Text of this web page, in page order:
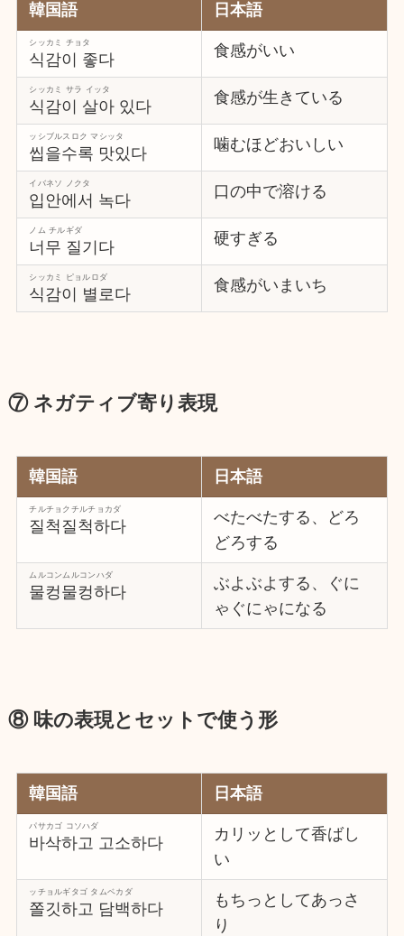
韓国語 日本語
식감이 좋다
シッカミ チョタ 食感がいい
식감이 살아 있다
シッカミ サラ イッタ 食感が生きている
씹을수록 맛있다
ッシブルスロク マシッタ 噛むほどおいしい
입안에서 녹다
イバネソ ノクタ 口の中で溶ける
너무 질기다
ノム チルギダ 硬すぎる
식감이 별로다
シッカミ ピョルロダ 食感がいまいち
⑦ ネガティブ寄り表現
韓国語 日本語
질척질척하다
チルチョクチルチョカダ
べたべたする、どろ
どろする
물컹물컹하다
ムルコンムルコンハダ
ぶよぶよする、ぐに
ゃぐにゃになる
⑧ 味の表現とセットで使う形
韓国語 日本語
바삭하고 고소하다
パサカゴ コソハダ
カリッとして香ばし
い
쫄깃하고 담백하다
ッチョルギタゴ タムベカダ
もちっとしてあっさ
り